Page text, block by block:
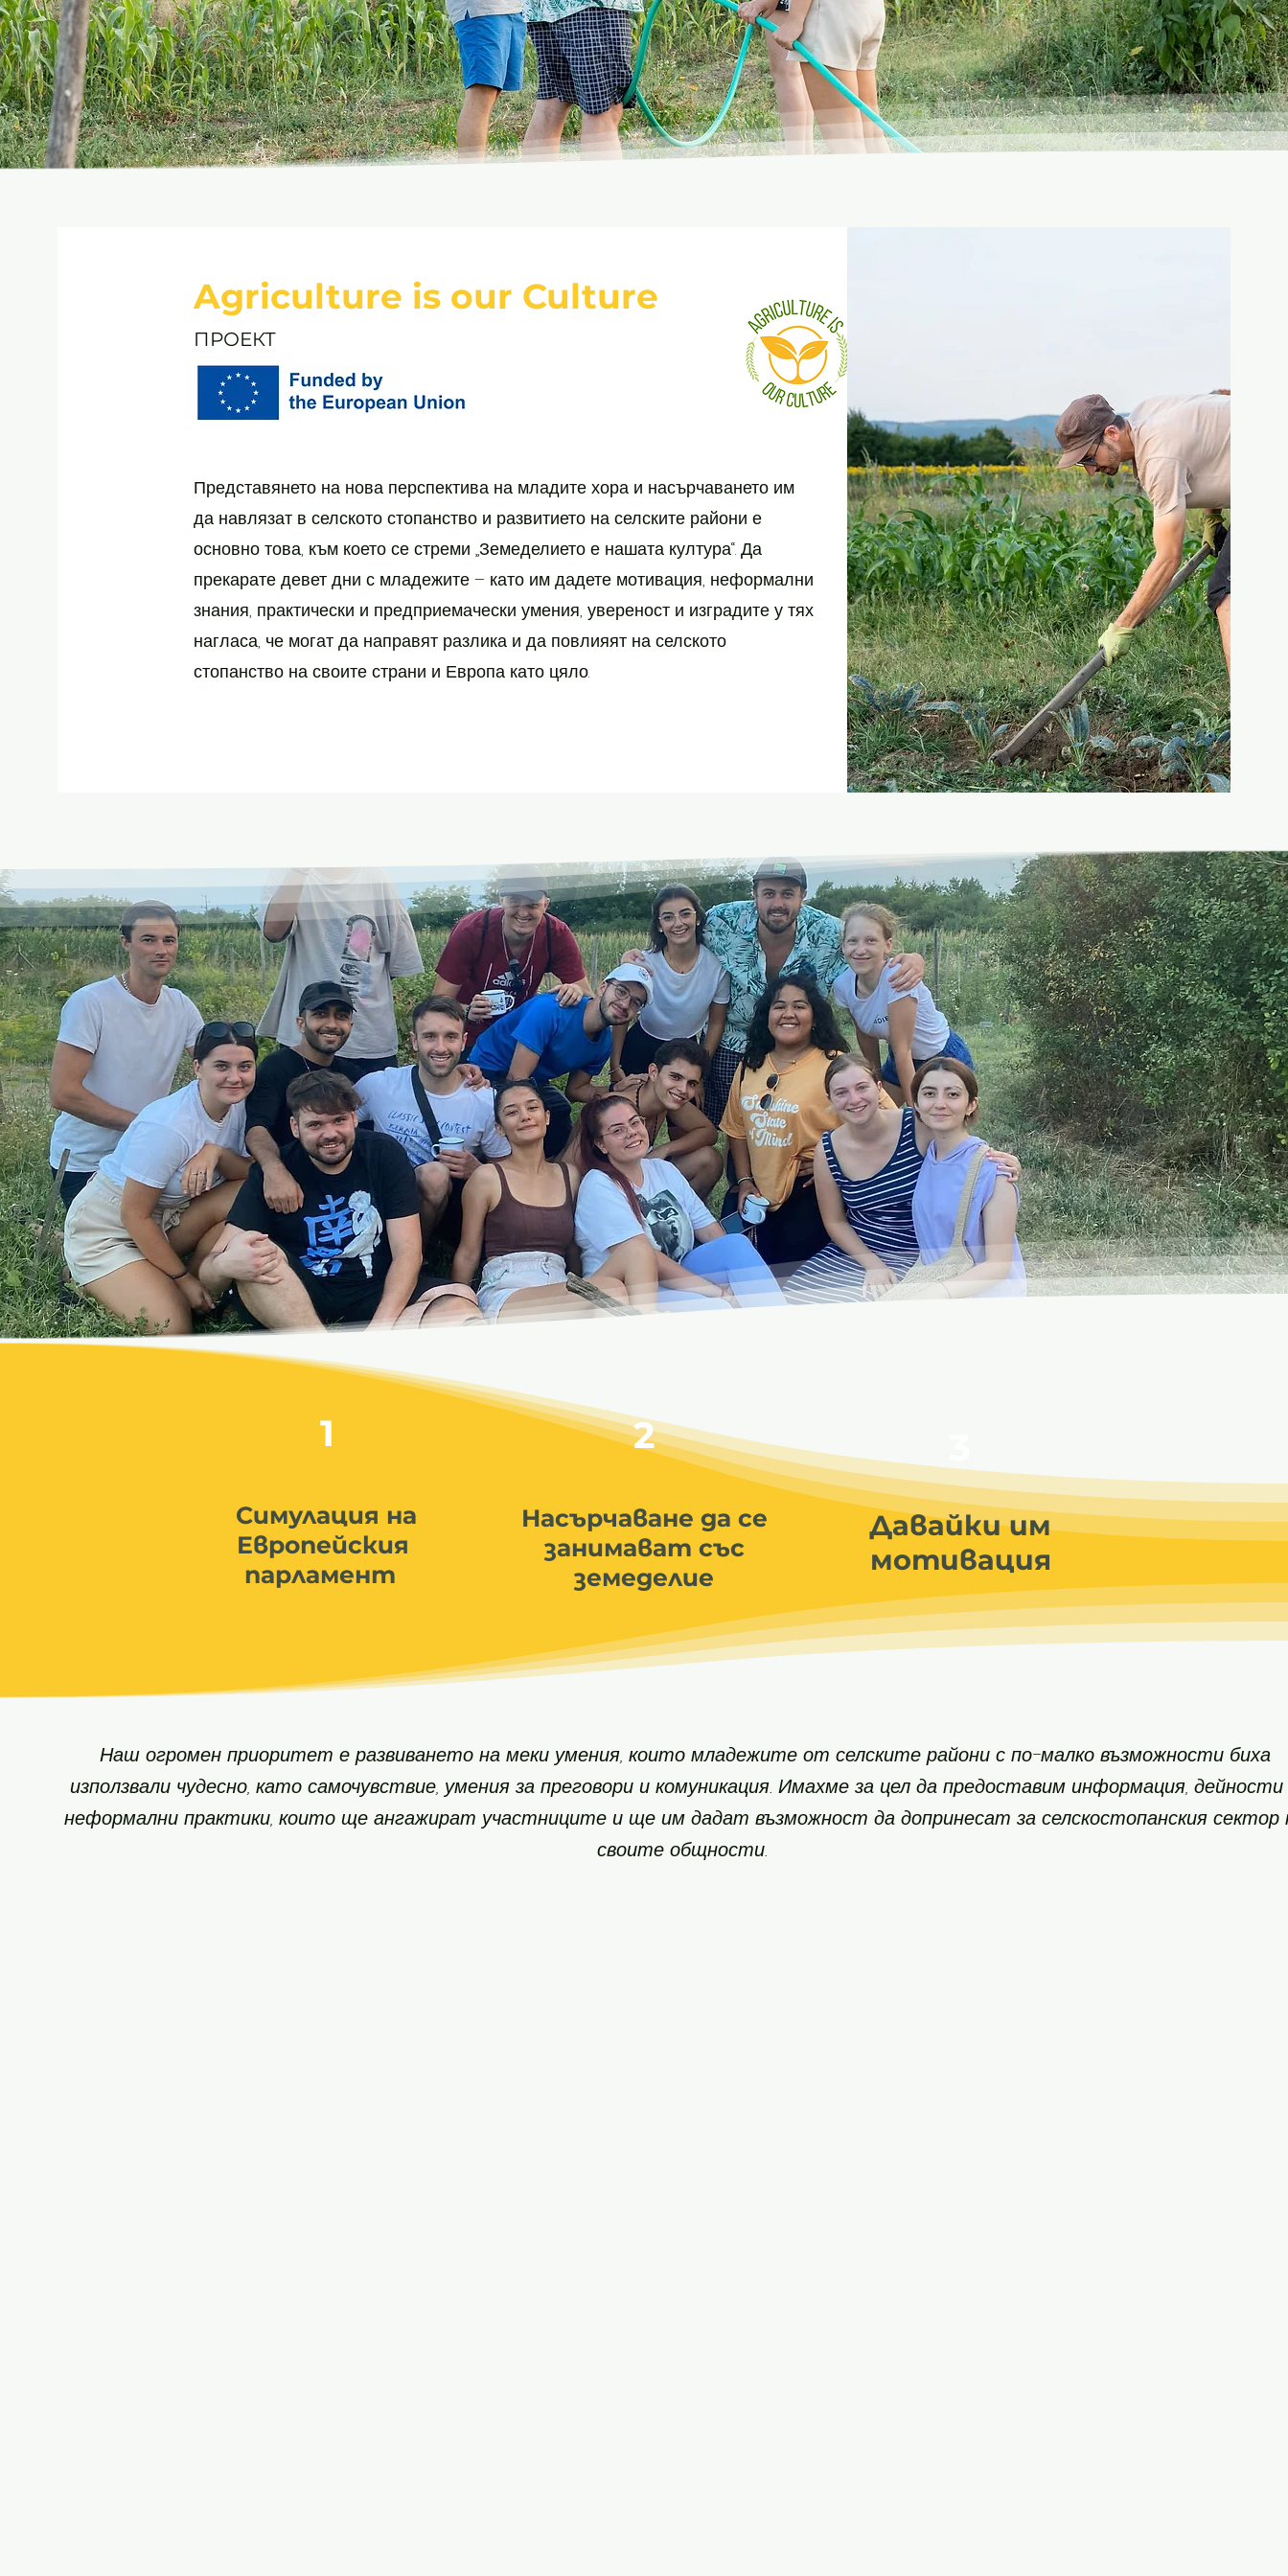
Agriculture is our Culture
ПРОЕКТ
Представянето на нова перспектива на младите хора и насърчаването им
да навлязат в селското стопанство и развитието на селските райони е
основно това, към което се стреми „Земеделието е нашата култура“. Да
прекарате девет дни с младежите – като им дадете мотивация, неформални
знания, практически и предприемачески умения, увереност и изградите у тях
нагласа, че могат да направят разлика и да повлияят на селското
стопанство на своите страни и Европа като цяло.
1
Симулация на
Европейския
парламент
2
Насърчаване да се
занимават със
земеделие
Давайки им
мотивация
Наш огромен приоритет е развиването на меки умения, които младежите от селските райони с по-малко възможности биха
използвали чудесно, като самочувствие, умения за преговори и комуникация. Имахме за цел да предоставим информация,
неформални практики, които ще ангажират участниците и ще им дадат възможност да допринесат за селскостопанския сектор
своите общности.